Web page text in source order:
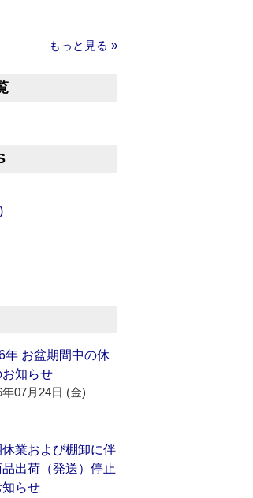
もっと見る »
年 お盆期間中の休
知らせ
年07月24日 (金)
休業および棚卸に伴
品出荷（発送）停止
らせ